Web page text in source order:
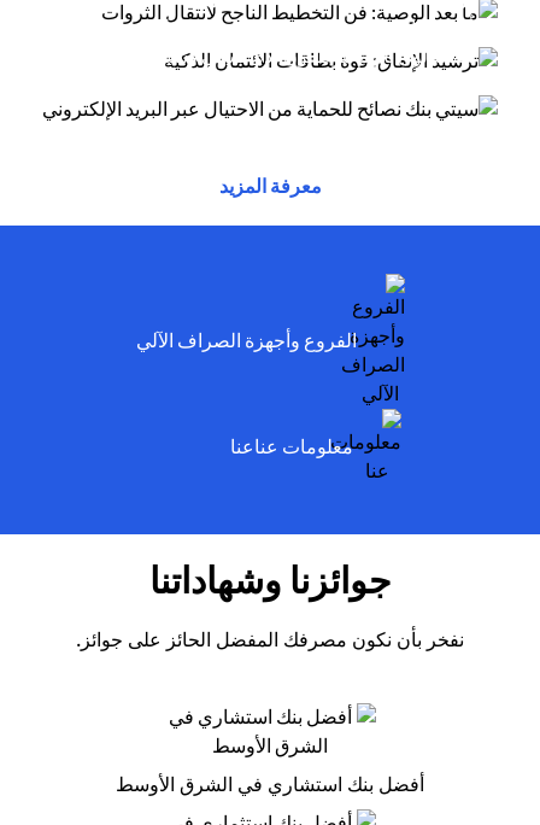
أسلوب الاحتيال عبر البريد الإلكتروني يتظاهر
المحتالون بأنهم موظفون لدى سيتي وسيخبرونك أنه
معرفة المزيد
الفروع وأجهزة الصراف الآلي
معلومات عناعنا
جوائزنا وشهاداتنا
نفخر بأن نكون مصرفك المفضل الحائز على جوائز.
أفضل بنك استشاري في الشرق الأوسط